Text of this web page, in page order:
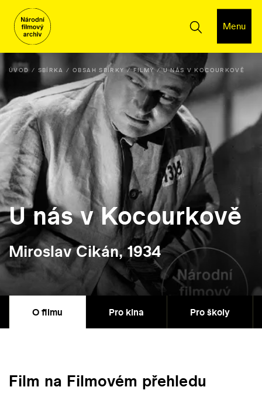
Menu
ÚVOD SBÍRKA OBSAH SBÍRKY FILMY U NÁS V KOCOURKOVĚ
U nás v Kocourkově
Miroslav Cikán, 1934
O filmu Pro kina Pro školy
Film na Filmovém přehledu